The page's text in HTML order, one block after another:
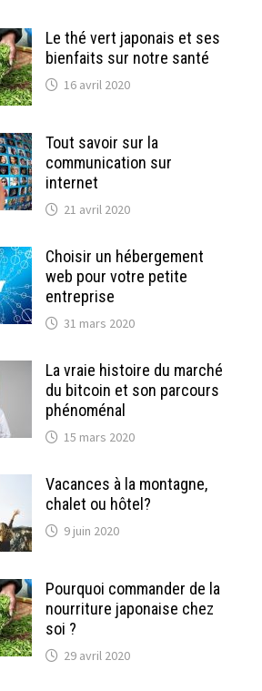
Le thé vert japonais et ses
bienfaits sur notre santé
16 avril 2020
Tout savoir sur la
communication sur
internet
21 avril 2020
Choisir un hébergement
web pour votre petite
entreprise
31 mars 2020
La vraie histoire du marché
du bitcoin et son parcours
phénoménal
15 mars 2020
Vacances à la montagne,
chalet ou hôtel?
9 juin 2020
Pourquoi commander de la
nourriture japonaise chez
soi ?
29 avril 2020